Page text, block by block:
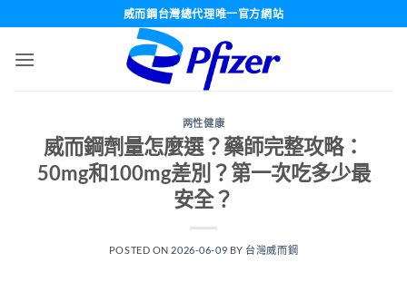
威而鋼台灣總代理唯一官方網站
两性健康
威而鋼劑量怎麼選？藥師完整攻略：
50mg和100mg差別？第一次吃多少最
安全？
POSTED ON 2026-06-09 BY 台灣威而鋼